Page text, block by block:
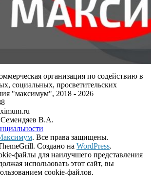
организация по содействию в
социальных, просветительских
"максимум", 2018 - 2026
Семендяев В.А.
. Все права защищены.
Создано на WordPress.
файлы для наилучшего представления
использовать этот сайт, вы
cookie-файлов.